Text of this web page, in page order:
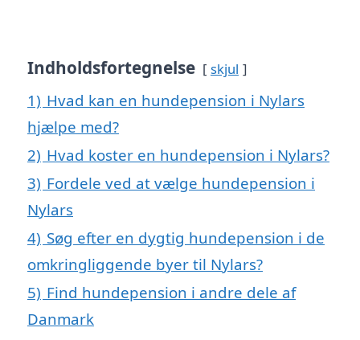
Indholdsfortegnelse skjul
1) Hvad kan en hundepension i Nylars
hjælpe med?
2) Hvad koster en hundepension i Nylars?
3) Fordele ved at vælge hundepension i
Nylars
4) Søg efter en dygtig hundepension i de
omkringliggende byer til Nylars?
5) Find hundepension i andre dele af
Danmark